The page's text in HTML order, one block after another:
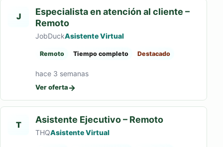
J
Especialista en atención al cliente –
Remoto
JobDuckAsistente Virtual
Remoto Tiempo completo Destacado
hace 3 semanas
Ver oferta→
T Asistente Ejecutivo – Remoto
THQAsistente Virtual